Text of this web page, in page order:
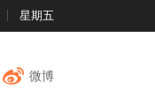
星期五
微博